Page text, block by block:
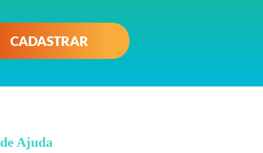
CADASTRAR
Ajuda